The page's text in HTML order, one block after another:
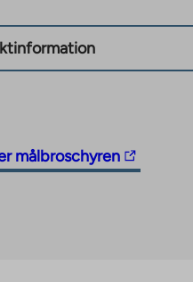
målbroschyren